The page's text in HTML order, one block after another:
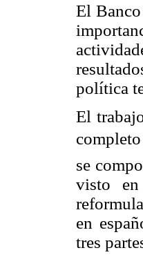
El
política
El
se
visto en
en
tres